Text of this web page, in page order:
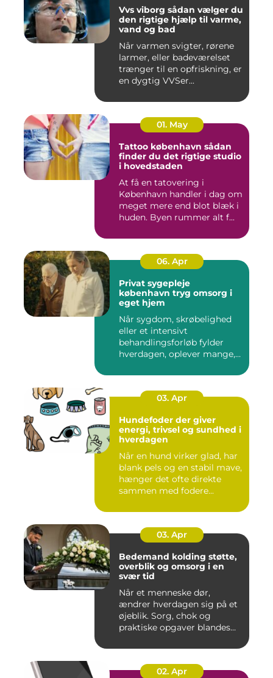
Vvs viborg sådan vælger du
den rigtige hjælp til varme,
vand og bad
Når varmen svigter, rørene
larmer, eller badeværelset
trænger til en opfriskning, er
en dygtig VVSer...
01. May
Tattoo københavn sådan
finder du det rigtige studio
i hovedstaden
At få en tatovering i
København handler i dag om
meget mere end blot blæk i
huden. Byen rummer alt f...
06. Apr
Privat sygepleje
københavn tryg omsorg i
eget hjem
Når sygdom, skrøbelighed
eller et intensivt
behandlingsforløb fylder
hverdagen, oplever mange,
03. Apr
Hundefoder der giver
energi, trivsel og sundhed i
hverdagen
Når en hund virker glad, har
blank pels og en stabil mave,
hænger det ofte direkte
sammen med fodere...
03. Apr
Bedemand kolding støtte,
overblik og omsorg i en
svær tid
Når et menneske dør,
ændrer hverdagen sig på et
øjeblik. Sorg, chok og
praktiske opgaver blandes
02. Apr